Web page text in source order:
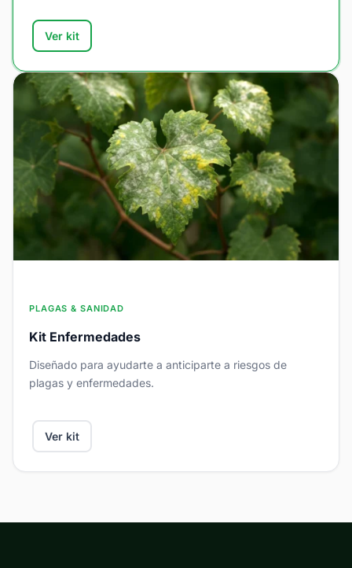
Ver kit
PLAGAS & SANIDAD
Kit Enfermedades
Diseñado para ayudarte a anticiparte a riesgos de
plagas y enfermedades.
Ver kit